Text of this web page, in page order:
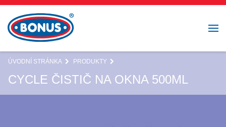
ÚVODNÍ STRÁNKA PRODUKTY
CYCLE ČISTIČ NA OKNA 500ML